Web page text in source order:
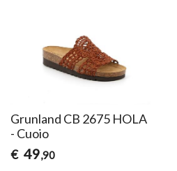
Grunland CB 2675 HOLA
- Cuoio
€ 49,90